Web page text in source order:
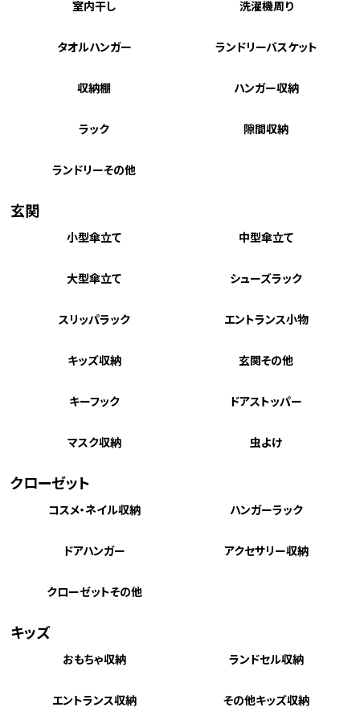
室内干し 洗濯機周り
タオルハンガー ランドリーバスケット
収納棚 ハンガー収納
ラック 隙間収納
ランドリーその他
玄関
小型傘立て 中型傘立て
大型傘立て シューズラック
スリッパラック エントランス小物
キッズ収納 玄関その他
キーフック ドアストッパー
マスク収納 虫よけ
クローゼット
コスメ・ネイル収納 ハンガーラック
ドアハンガー アクセサリー収納
クローゼットその他
キッズ
おもちゃ収納 ランドセル収納
エントランス収納 その他キッズ収納